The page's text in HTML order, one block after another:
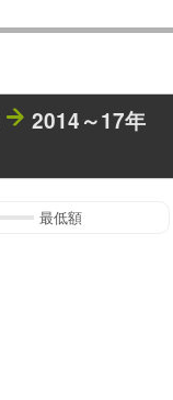
2014～17年
最低額